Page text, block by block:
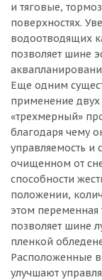
и тяговые,
поверхностях.
водоотводящих
позволяет шине
Еще одним
применение
«трехмерный»
благодаря чему
управляемость и
очищенном от
способности
положении,
этом переменная
позволяет шине
пленкой
Расположенные
улучшают